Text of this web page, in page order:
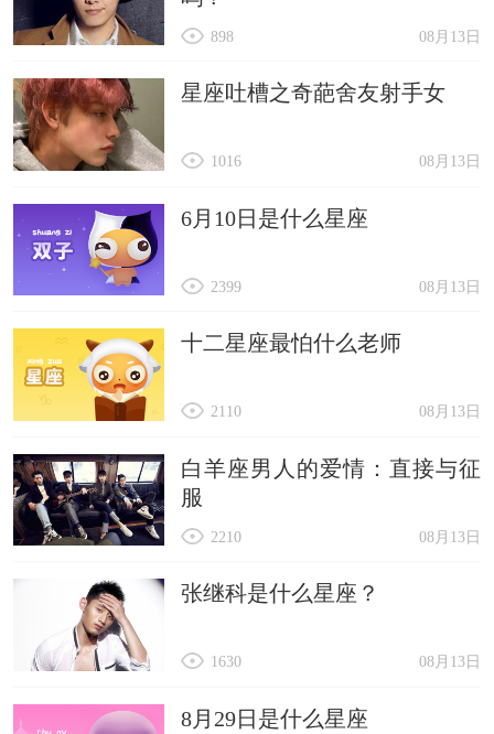
20、睁开双眼，看旭日灿烂;舒展笑脸，听鸟儿呢
愿你无忧无烦，好运连连!再见2023，你好2024。
21、生命力的意义在于拼搏，因为世界本身就是一
22、拒绝严峻的冶炼，矿石并不比被发掘前更有价
值。再见2023，你好2024。
23、学习这件事，不是缺乏时间，而是缺乏努力。
再见2023，你好2024。
24、有些事注定成为故事，有些事注定成为故人，
不必挂念，不必留恋，偶尔记起，再见2023，你好
2024。
25、低调做人，和气为贵，以人性为本，做一个冷
静，深沉，含蓄，有修养，有情趣的人。再见
08月13日
898
星座吐槽之奇葩舍友射手女
08月13日
1016
6月10日是什么星座
08月13日
2399
十二星座最怕什么老师
08月13日
2110
白羊座男人的爱情：直接与征
服
08月13日
2210
张继科是什么星座？
08月13日
1630
8月29日是什么星座